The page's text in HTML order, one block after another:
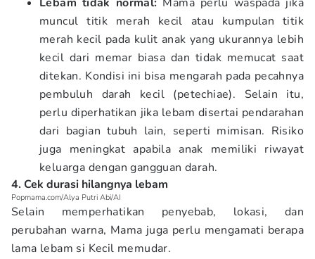
muncul titik merah kecil atau kumpulan titik
merah kecil pada kulit anak yang ukurannya lebih
kecil dari memar biasa dan tidak memucat saat
ditekan. Kondisi ini bisa mengarah pada pecahnya
pembuluh darah kecil (petechiae). Selain itu,
perlu diperhatikan jika lebam disertai pendarahan
dari bagian tubuh lain, seperti mimisan. Risiko
juga meningkat apabila anak memiliki riwayat
keluarga dengan gangguan darah.
4. Cek durasi hilangnya lebam
Popmama.com/Alya Putri Abi/AI
Selain memperhatikan penyebab, lokasi, dan
perubahan warna, Mama juga perlu mengamati berapa
lama lebam si Kecil memudar.